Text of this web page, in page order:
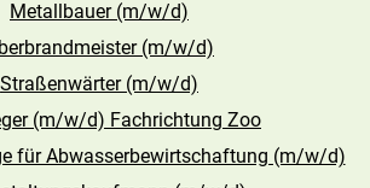
Metallbauer (m/w/d)
(m/w/d)
Straßenwärter (m/w/d)
(m/w/d) Fachrichtung Zoo
für Abwasserbewirtschaftung (m/w/d)